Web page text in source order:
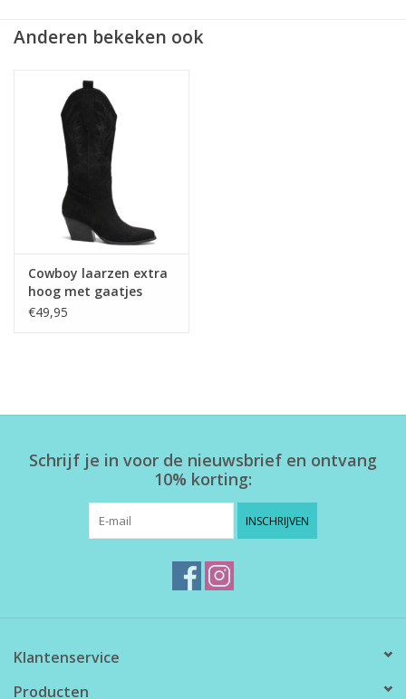
★ Sieraden & haaraccessoires verzending €1,95 (NL)
★ Veilig en snel betalen
Anderen bekeken ook
Cowboy laarzen extra
hoog met gaatjes
zwart
€49,95
Schrijf je in voor de nieuwsbrief en ontvang
10% korting:
INSCHRIJVEN
Klantenservice
Producten